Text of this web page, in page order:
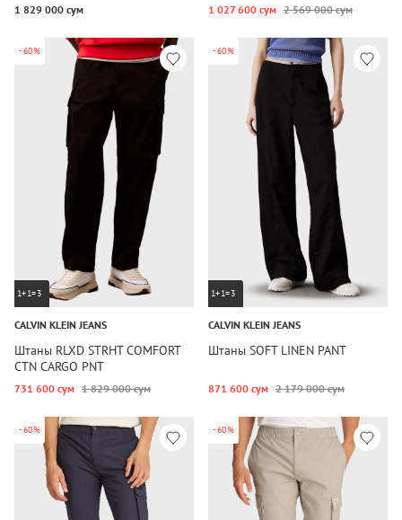
1 829 000 сум 1 027 600 сум 2 569 000 сум
-60%
1+1=3
CALVIN KLEIN JEANS
Штаны RLXD STRHT COMFORT
CTN CARGO PNT
731 600 сум 1 829 000 сум
-60%
1+1=3
CALVIN KLEIN JEANS
Штаны SOFT LINEN PANT
871 600 сум 2 179 000 сум
-60% -60%